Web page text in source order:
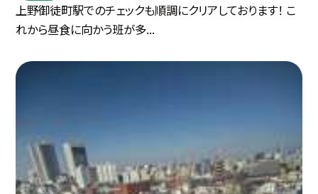
上野御徒町駅でのチェックも順調にクリアしております！ こ
れから昼食に向かう班が多...